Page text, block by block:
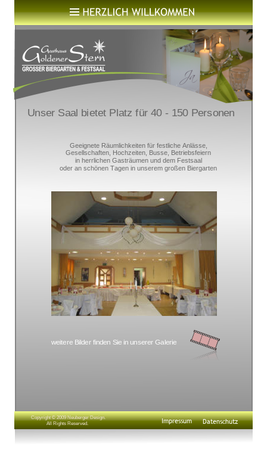
Geeignete Räumlichkeiten für festliche Anlässe,
Gesellschaften, Hochzeiten, Busse, Betriebsfeiern
in herrlichen Gasträumen und dem Festsaal
oder an schönen Tagen in unserem großen Biergarten
Unser Saal bietet Platz für 40 - 150 Personen
weitere Bilder finden Sie in unserer Galerie
Impressum Datenschutz
Copyright © 2009 Neuberger Design.
All Rights Reserved.